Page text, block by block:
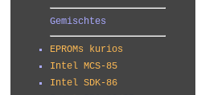
Gemischtes
EPROMs kurios
Intel MCS-85
Intel SDK-86